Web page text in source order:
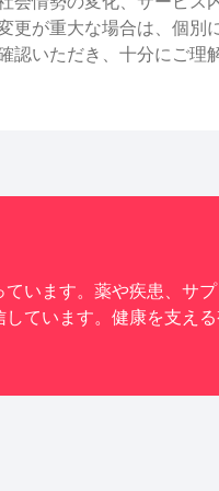
更が重大な場合は、個別
認いただき、十分にご理
います。薬や疾患、サプ
ています。健康を支える